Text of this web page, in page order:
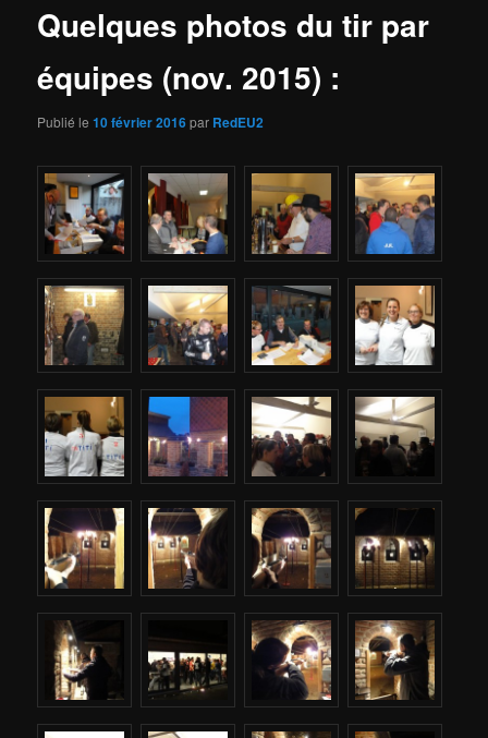
Quelques photos du tir par
équipes (nov. 2015) :
Publié le10 février 2016par RedEU2